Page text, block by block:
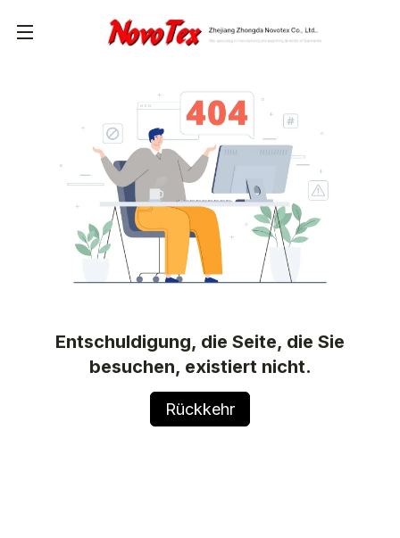
Entschuldigung, die Seite, die Sie
besuchen, existiert nicht.
Rückkehr